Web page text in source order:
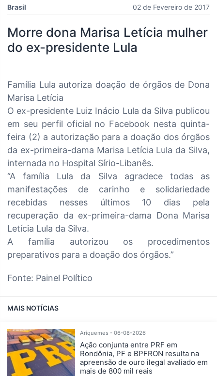
Brasil 02 de Fevereiro de 2017
Morre dona Marisa Letícia mulher
do ex-presidente Lula
Família Lula autoriza doação de órgãos de Dona
Marisa Letícia
O ex-presidente Luiz Inácio Lula da Silva publicou
em seu perfil oficial no Facebook nesta quinta-
feira (2) a autorização para a doação dos órgãos
da ex-primeira-dama Marisa Letícia Lula da Silva,
internada no Hospital Sírio-Libanês.
“A família Lula da Silva agradece todas as
manifestações de carinho e solidariedade
recebidas nesses últimos 10 dias pela
recuperação da ex-primeira-dama Dona Marisa
Letícia Lula da Silva.
A família autorizou os procedimentos
preparativos para a doação dos órgãos.”
Fonte: Painel Político
MAIS NOTÍCIAS
Ariquemes - 06-08-2026
Ação conjunta entre PRF em
Rondônia, PF e BPFRON resulta na
apreensão de ouro ilegal avaliado em
mais de 800 mil reais